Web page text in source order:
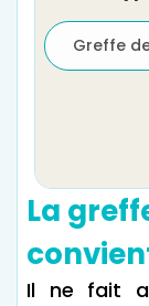
Greffe
La
Il ne fait